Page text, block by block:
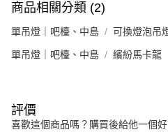
商品相關分類 (2)
單吊燈｜吧檯、中島 可換燈泡吊
單吊燈｜吧檯、中島 繽紛馬卡龍
評價
喜歡這個商品嗎？購買後給他一個